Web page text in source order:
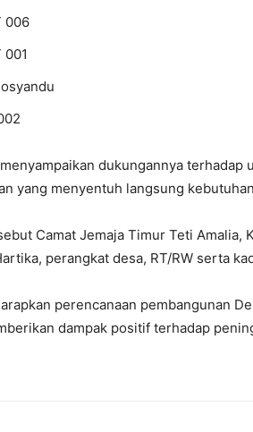
006
dukungannya terhadap
yang menyentuh langsung
Camat Jemaja Timur Teti Amalia,
perangkat desa, RT/RW serta
perencanaan pembangunan
dampak positif terhadap